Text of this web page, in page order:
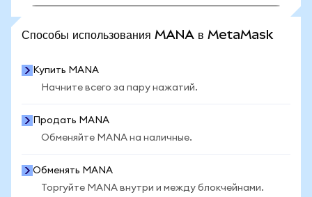
Способы использования MANA в MetaMask
Купить MANA
Начните всего за пару нажатий.
Продать MANA
Обменяйте MANA на наличные.
Обменять MANA
Торгуйте MANA внутри и между блокчейнами.